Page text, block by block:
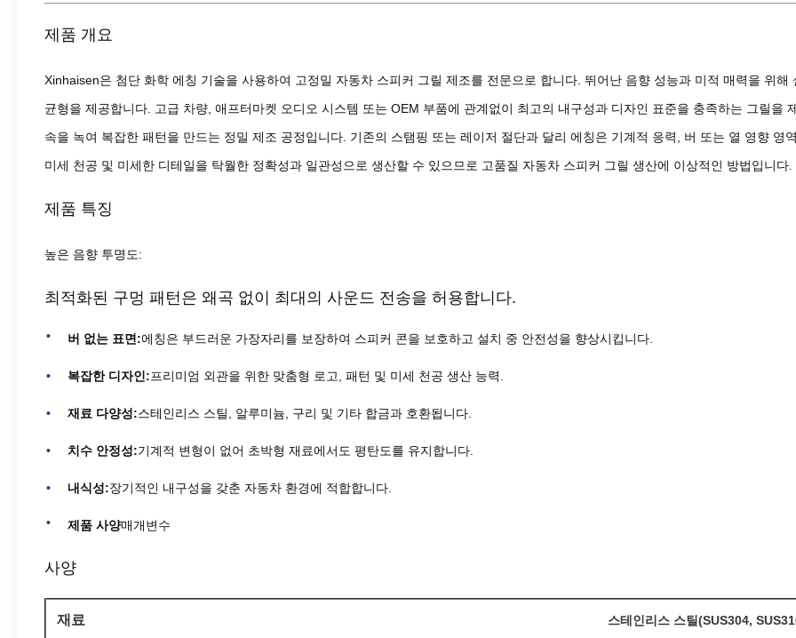
제품 개요
Xinhaisen은 첨단 화학 에칭 기술을 사용하여 고정밀 자동차 스피커 그릴 제조를 전문으로 합니다. 뛰어난 음향 성능과 미적 매력을 위
균형을 제공합니다. 고급 차량, 애프터마켓 오디오 시스템 또는 OEM 부품에 관계없이 최고의 내구성과 디자인 표준을 충족하는 그릴을
속을 녹여 복잡한 패턴을 만드는 정밀 제조 공정입니다. 기존의 스탬핑 또는 레이저 절단과 달리 에칭은 기계적 응력, 버 또는 열 영향 영
미세 천공 및 미세한 디테일을 탁월한 정확성과 일관성으로 생산할 수 있으므로 고품질 자동차 스피커 그릴 생산에 이상적인 방법입니다.
제품 특징
높은 음향 투명도:
최적화된 구멍 패턴은 왜곡 없이 최대의 사운드 전송을 허용합니다.
버 없는 표면:에칭은 부드러운 가장자리를 보장하여 스피커 콘을 보호하고 설치 중 안전성을 향상시킵니다.
복잡한 디자인:프리미엄 외관을 위한 맞춤형 로고, 패턴 및 미세 천공 생산 능력.
재료 다양성:스테인리스 스틸, 알루미늄, 구리 및 기타 합금과 호환됩니다.
치수 안정성:기계적 변형이 없어 초박형 재료에서도 평탄도를 유지합니다.
내식성:장기적인 내구성을 갖춘 자동차 환경에 적합합니다.
제품 사양매개변수
사양
재료 스테인리스 스틸(SUS304,